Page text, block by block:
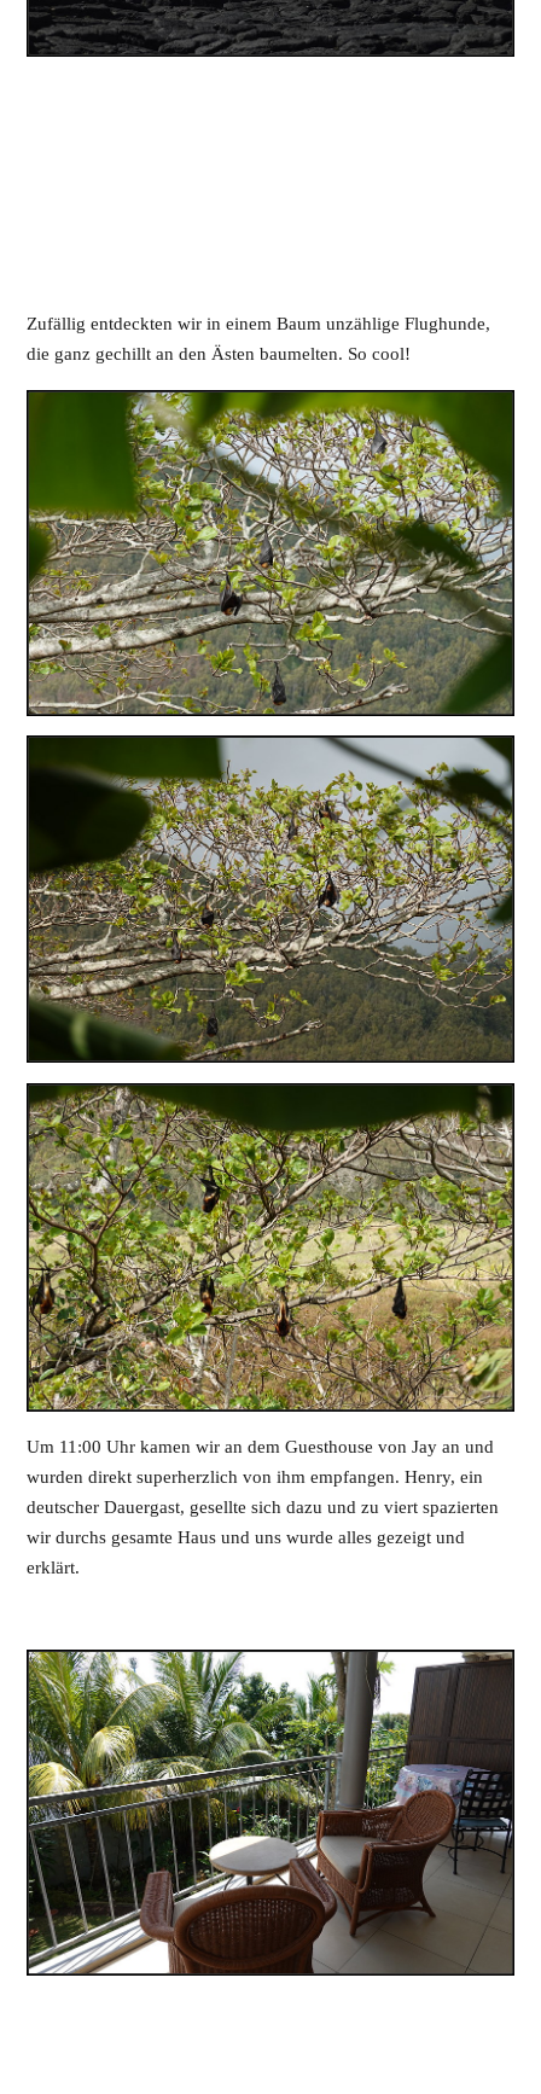
Zufällig entdeckten wir in einem Baum unzählige Flughunde,
die ganz gechillt an den Ästen baumelten. So cool!
Um 11:00 Uhr kamen wir an dem Guesthouse von Jay an und
wurden direkt superherzlich von ihm empfangen. Henry, ein
deutscher Dauergast, gesellte sich dazu und zu viert spazierten
wir durchs gesamte Haus und uns wurde alles gezeigt und
erklärt.